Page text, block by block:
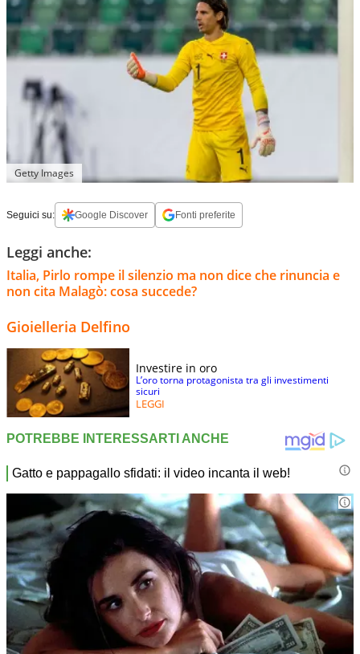
Getty Images
Seguici su: Google Discover Fonti preferite
Leggi anche:
Italia, Pirlo rompe il silenzio ma non dice che rinuncia e
non cita Malagò: cosa succede?
Gioielleria Delfino
Investire in oro
L’oro torna protagonista tra gli investimenti
sicuri
LEGGI